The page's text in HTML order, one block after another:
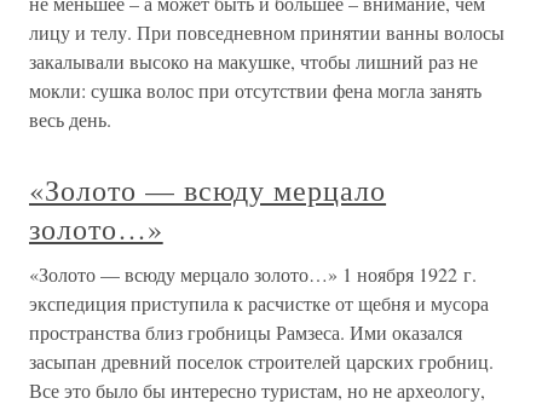
лицу и телу. При повседневном принятии ванны волосы
закалывали высоко на макушке, чтобы лишний раз не
мокли: сушка волос при отсутствии фена могла занять
весь день.
«Золото — всюду мерцало
золото…»
«Золото — всюду мерцало золото…» 1 ноября 1922 г.
экспедиция приступила к расчистке от щебня и мусора
пространства близ гробницы Рамзеса. Ими оказался
засыпан древний поселок строителей царских гробниц.
Все это было бы интересно туристам, но не археологу,